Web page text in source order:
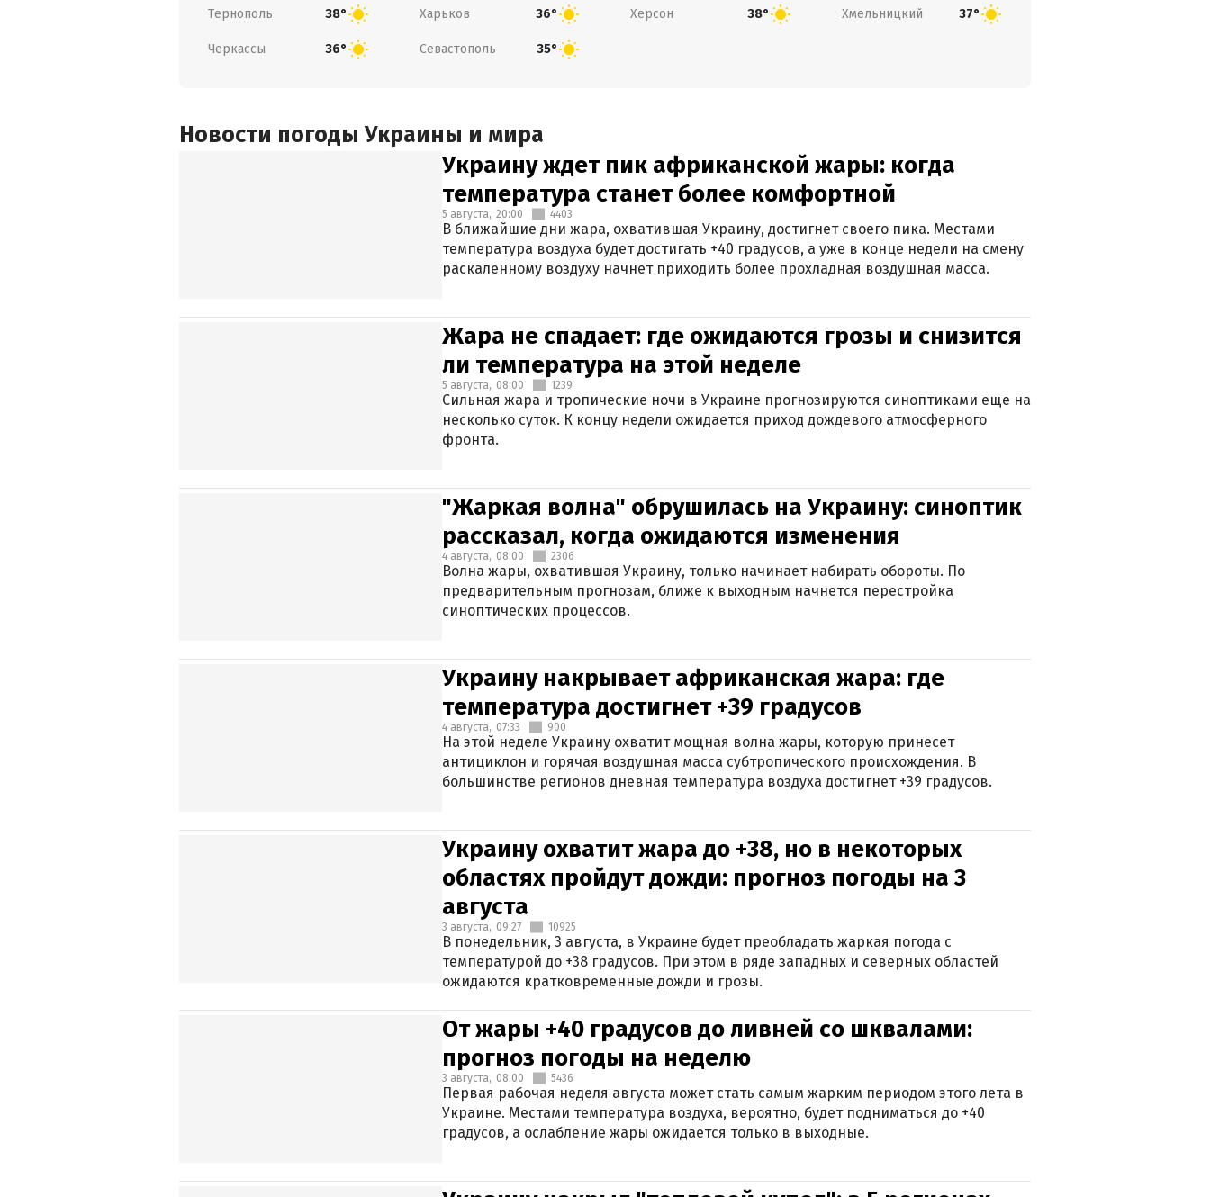
Тернополь 38° Харьков 36° Херсон 38° Хмельницкий 37°
Черкассы 36° Севастополь 35°
Новости погоды Украины и мира
Украину ждет пик африканской жары: когда
температура станет более комфортной
5 августа, 20:00 4403
В ближайшие дни жара, охватившая Украину, достигнет своего пика. Местами
температура воздуха будет достигать +40 градусов, а уже в конце недели на смену
раскаленному воздуху начнет приходить более прохладная воздушная масса.
Жара не спадает: где ожидаются грозы и снизится
ли температура на этой неделе
5 августа, 08:00 1239
Сильная жара и тропические ночи в Украине прогнозируются синоптиками еще на
несколько суток. К концу недели ожидается приход дождевого атмосферного
фронта.
"Жаркая волна" обрушилась на Украину: синоптик
рассказал, когда ожидаются изменения
4 августа, 08:00 2306
Волна жары, охватившая Украину, только начинает набирать обороты. По
предварительным прогнозам, ближе к выходным начнется перестройка
синоптических процессов.
Украину накрывает африканская жара: где
температура достигнет +39 градусов
4 августа, 07:33 900
На этой неделе Украину охватит мощная волна жары, которую принесет
антициклон и горячая воздушная масса субтропического происхождения. В
большинстве регионов дневная температура воздуха достигнет +39 градусов.
Украину охватит жара до +38, но в некоторых
областях пройдут дожди: прогноз погоды на 3
августа
3 августа, 09:27 10925
В понедельник, 3 августа, в Украине будет преобладать жаркая погода с
температурой до +38 градусов. При этом в ряде западных и северных областей
ожидаются кратковременные дожди и грозы.
От жары +40 градусов до ливней со шквалами:
прогноз погоды на неделю
3 августа, 08:00 5436
Первая рабочая неделя августа может стать самым жарким периодом этого лета в
Украине. Местами температура воздуха, вероятно, будет подниматься до +40
градусов, а ослабление жары ожидается только в выходные.